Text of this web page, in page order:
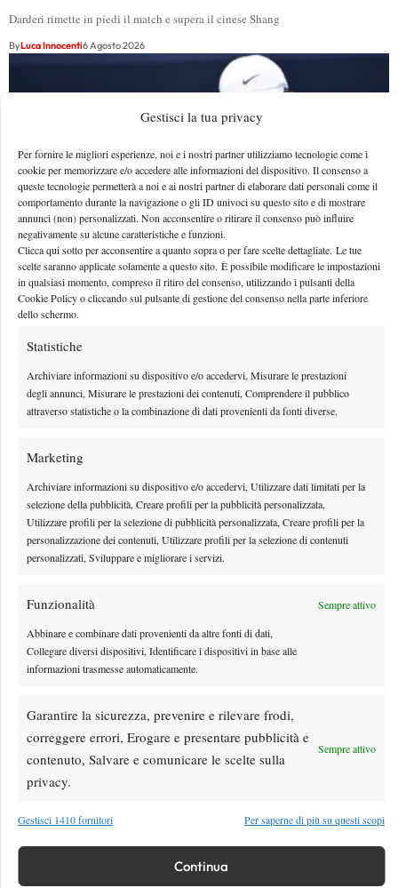
Gestisci la tua privacy
Per fornire le migliori esperienze, noi e i nostri partner utilizziamo tecnologie come i
cookie per memorizzare e/o accedere alle informazioni del dispositivo. Il consenso a
queste tecnologie permetterà a noi e ai nostri partner di elaborare dati personali come il
comportamento durante la navigazione o gli ID univoci su questo sito e di mostrare
annunci (non) personalizzati. Non acconsentire o ritirare il consenso può influire
negativamente su alcune caratteristiche e funzioni.
Clicca qui sotto per acconsentire a quanto sopra o per fare scelte dettagliate. Le tue
scelte saranno applicate solamente a questo sito. È possibile modificare le impostazioni
in qualsiasi momento, compreso il ritiro del consenso, utilizzando i pulsanti della
Cookie Policy o cliccando sul pulsante di gestione del consenso nella parte inferiore
dello schermo.
Statistiche
Archiviare informazioni su dispositivo e/o accedervi, Misurare le prestazioni
degli annunci, Misurare le prestazioni dei contenuti, Comprendere il pubblico
attraverso statistiche o la combinazione di dati provenienti da fonti diverse.
Marketing
Archiviare informazioni su dispositivo e/o accedervi, Utilizzare dati limitati per la
selezione della pubblicità, Creare profili per la pubblicità personalizzata,
Utilizzare profili per la selezione di pubblicità personalizzata, Creare profili per la
personalizzazione dei contenuti, Utilizzare profili per la selezione di contenuti
personalizzati, Sviluppare e migliorare i servizi.
Funzionalità Sempre attivo
Abbinare e combinare dati provenienti da altre fonti di dati,
Collegare diversi dispositivi, Identificare i dispositivi in base alle
informazioni trasmesse automaticamente.
Garantire la sicurezza, prevenire e rilevare frodi,
correggere errori, Erogare e presentare pubblicità e
contenuto, Salvare e comunicare le scelte sulla
privacy.
Sempre attivo
Gestisci 1410 fornitori Per saperne di più su questi scopi
Continua
Darderi rimette in piedi il match e supera il cinese Shang
ByLuca Innocenti6 Agosto 2026
Masters 1000 Montreal 2026: medical time out per
Shang contro Darderi
Medical time out per Shang contro Luciano Darderi al terzo turno del Masters
1000 di Montreal 2026
Redazione6 Agosto 2026
WTA 1000 Toronto 2026: pioggia pesante, gioco
Gioco sospeso per pioggia a Toronto
Redazione6 Agosto 2026